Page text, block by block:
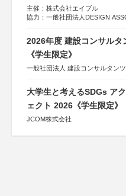
主催：株式会社エイブル
協力：一般社団法人DESIGN
運営：TOKYO COMPANY株式会社
2026年度 建設コンサルタ
《学生限定》
一般社団法人 建設コンサルタン
大学生と考えるSDGs ア
ェクト 2026《学生限定》
JCOM株式会社